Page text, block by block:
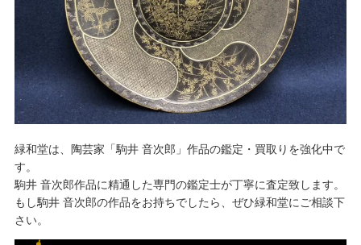
緑和堂は、陶芸家「駒井 音次郎」作品の鑑定・買取りを強化中で
す。
駒井 音次郎作品に精通した専門の鑑定士が丁寧に査定致します。
もし駒井 音次郎の作品をお持ちでしたら、ぜひ緑和堂にご相談下
さい。